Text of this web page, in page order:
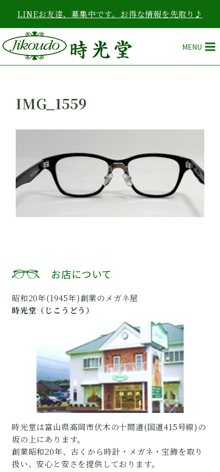
を
ス
キ
ッ
LINEお友達、募集中です。お得な情報を先取り♪
MENU
IMG_1559
お店について
昭和20年(1945年)創業のメガネ屋
時光堂（じこうどう）
時光堂は富山県高岡市伏木の十間道(国道415号線)の
坂の上にあります。
創業昭和20年、古くから時計・メガネ・宝飾を取り
扱い、安心と安さを提供しております。